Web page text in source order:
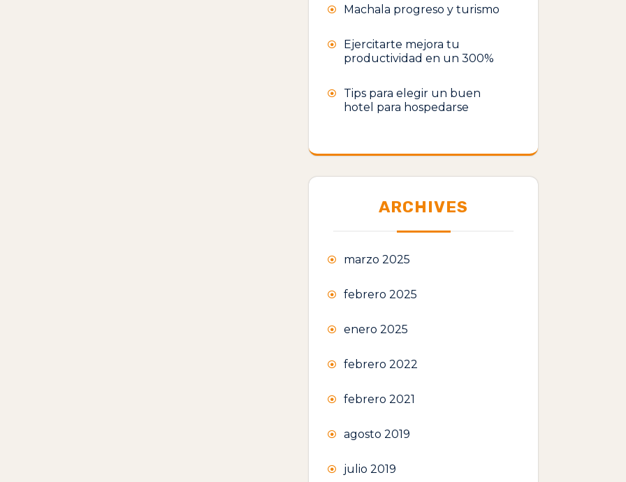
Machala progreso y turismo
Ejercitarte mejora tu
productividad en un 300%
Tips para elegir un buen
hotel para hospedarse
ARCHIVES
marzo 2025
febrero 2025
enero 2025
febrero 2022
febrero 2021
agosto 2019
julio 2019